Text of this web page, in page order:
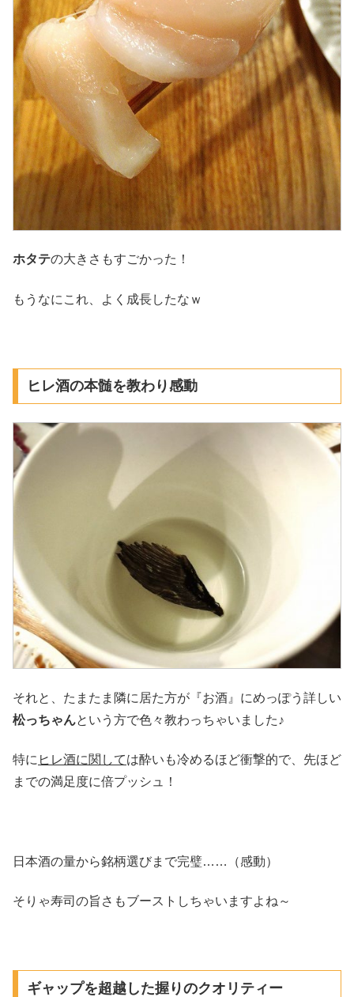
ホタテの大きさもすごかった！
もうなにこれ、よく成長したなｗ
ヒレ酒の本髄を教わり感動
それと、たまたま隣に居た方が『お酒』にめっぽう詳しい
松っちゃんという方で色々教わっちゃいました♪
特に ヒレ酒に関しては酔いも冷めるほど衝撃的で、先ほど
までの満足度に倍プッシュ！
日本酒の量から銘柄選びまで完璧……（感動）
そりゃ寿司の旨さもブーストしちゃいますよね～
ギャップを超越した握りのクオリティー